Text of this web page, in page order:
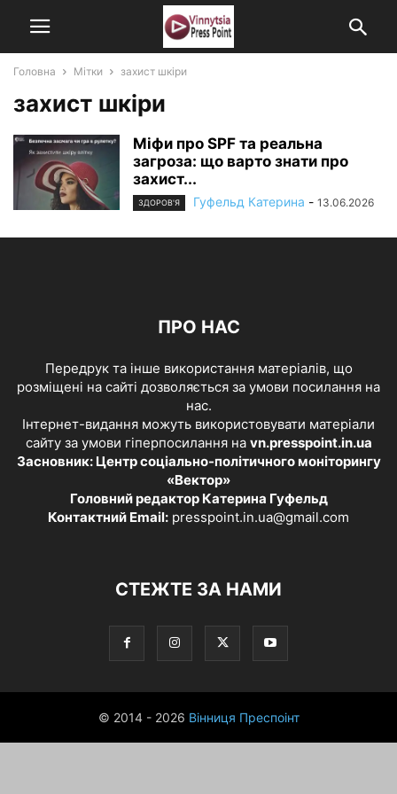
Головна Мітки захист шкіри
захист шкіри
Міфи про SPF та реальна
загроза: що варто знати про
захист...
ЗДОРОВ'Я Гуфельд Катерина - 13.06.2026
ПРО НАС
Передрук та інше використання матеріалів, що
розміщені на сайті дозволяється за умови посилання на
нас.
Інтернет-видання можуть використовувати матеріали
сайту за умови гіперпосилання на vn.presspoint.in.ua
Засновник: Центр соціально-політичного моніторингу
«Вектор»
Головний редактор Катерина Гуфельд
Контактний Email: presspoint.in.ua@gmail.com
СТЕЖТЕ ЗА НАМИ
© 2014 - 2026 Вінниця Преспоінт